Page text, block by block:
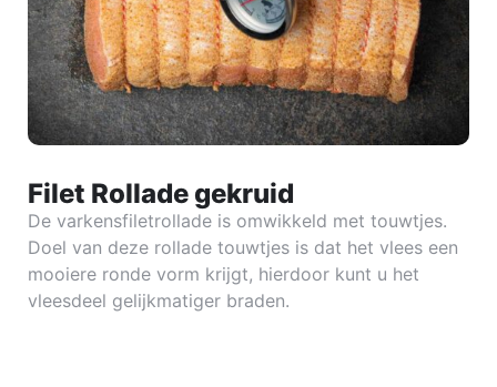
Filet Rollade gekruid
De varkensfiletrollade is omwikkeld met touwtjes.
Doel van deze rollade touwtjes is dat het vlees een
mooiere ronde vorm krijgt, hierdoor kunt u het
vleesdeel gelijkmatiger braden.